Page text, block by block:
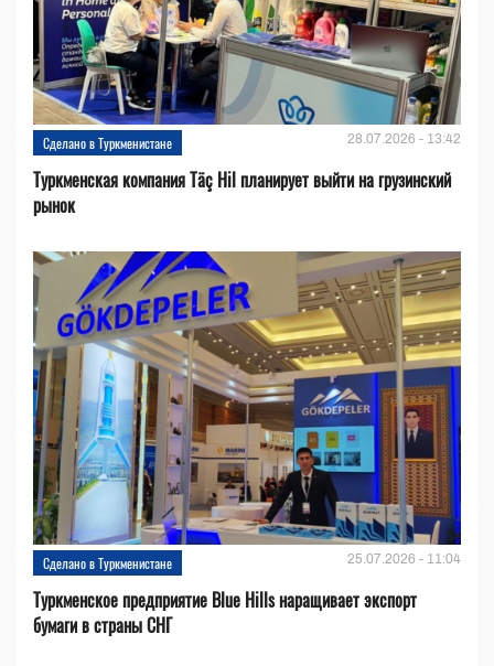
Сделано в Туркменистане 28.07.2026 - 13:42
Туркменская компания Täç Hil планирует выйти на грузинский
рынок
Сделано в Туркменистане 25.07.2026 - 11:04
Туркменское предприятие Blue Hills наращивает экспорт
бумаги в страны СНГ